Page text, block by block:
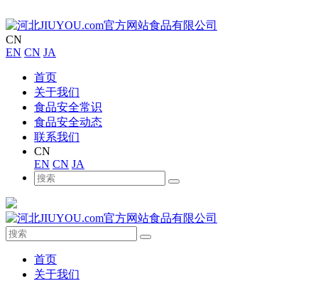
CN
EN CN JA
首页
关于我们
食品安全常识
食品安全动态
联系我们
CN
EN CN JA
首页
关于我们